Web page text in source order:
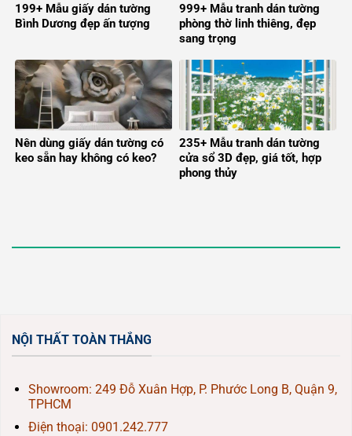
199+ Mẫu giấy dán tường
Bình Dương đẹp ấn tượng
999+ Mẫu tranh dán tường
phòng thờ linh thiêng, đẹp
sang trọng
Nên dùng giấy dán tường có
keo sẵn hay không có keo?
235+ Mẫu tranh dán tường
cửa sổ 3D đẹp, giá tốt, hợp
phong thủy
NỘI THẤT TOÀN THẮNG
Showroom: 249 Đỗ Xuân Hợp, P. Phước Long B, Quận 9,
TPHCM
Điện thoại: 0901.242.777